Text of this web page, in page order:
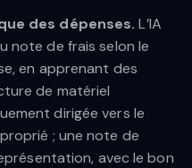
des dépenses. L’IA
note de frais selon le
en apprenant des
de matériel
dirigée vers le
; une note de
avec le bon